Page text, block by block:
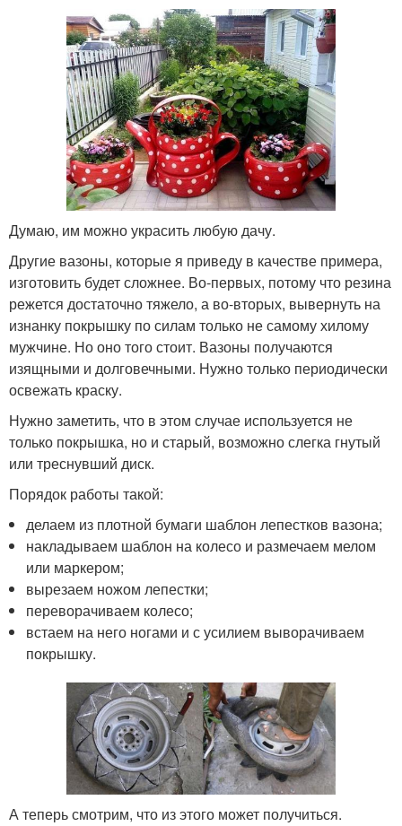
Думаю, им можно украсить любую дачу.
Другие вазоны, которые я приведу в качестве примера,
изготовить будет сложнее. Во-первых, потому что резина
режется достаточно тяжело, а во-вторых, вывернуть на
изнанку покрышку по силам только не самому хилому
мужчине. Но оно того стоит. Вазоны получаются
изящными и долговечными. Нужно только периодически
освежать краску.
Нужно заметить, что в этом случае используется не
только покрышка, но и старый, возможно слегка гнутый
или треснувший диск.
Порядок работы такой:
делаем из плотной бумаги шаблон лепестков вазона;
накладываем шаблон на колесо и размечаем мелом
или маркером;
вырезаем ножом лепестки;
переворачиваем колесо;
встаем на него ногами и с усилием выворачиваем
покрышку.
А теперь смотрим, что из этого может получиться.